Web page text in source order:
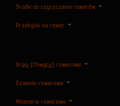
Środki do czyszczenia rowerów
Przekąski na rower
Gripy (Chwyty) rowerowe
Dzwonki rowerowe
Akcesoria rowerowe